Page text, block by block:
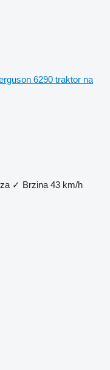
6290 traktor na
✓ Brzina 43 km/h